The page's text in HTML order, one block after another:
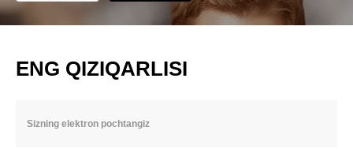
ENG QIZIQARLISI